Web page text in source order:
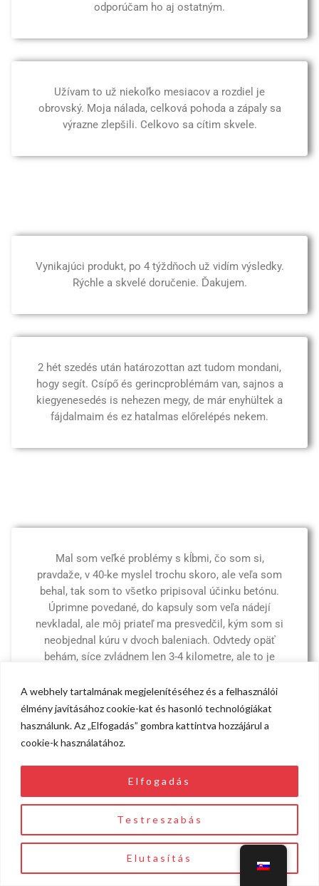
A webhely tartalmának megjelenítéséhez és a felhasználói
élmény javításához cookie-kat és hasonló technológiákat
használunk. Az „Elfogadás” gombra kattintva hozzájárul a
cookie-k használatához.
Testreszabás
Elutasítás
Elfogadás
odporúčam ho aj ostatným.
Užívam to už niekoľko mesiacov a rozdiel je
obrovský. Moja nálada, celková pohoda a zápaly sa
výrazne zlepšili. Celkovo sa cítim skvele.
Vynikajúci produkt, po 4 týždňoch už vidím výsledky.
Rýchle a skvelé doručenie. Ďakujem.
2 hét szedés után határozottan azt tudom mondani,
hogy segít. Csípő és gerincproblémám van, sajnos a
kiegyenesedés is nehezen megy, de már enyhültek a
fájdalmaim és ez hatalmas előrelépés nekem.
Mal som veľké problémy s kĺbmi, čo som si,
pravdaže, v 40-ke myslel trochu skoro, ale veľa som
behal, tak som to všetko pripisoval účinku betónu.
Úprimne povedané, do kapsuly som veľa nádejí
nevkladal, ale môj priateľ ma presvedčil, kým som si
neobjednal kúru v dvoch baleniach. Odvtedy opäť
behám, síce zvládnem len 3-4 kilometre, ale to je
neochoriem.
poďakovať, že ste sa podelili o svoje osobné
skúsenosti a že môžeme získať produkt za
prijateľnú cenu. Produkt som už vyskúšala (pod inou
značkou, čo nie je pre moju peňaženku a musím
povedať, že z vlastnej skúsenosti môžem potvrdiť,